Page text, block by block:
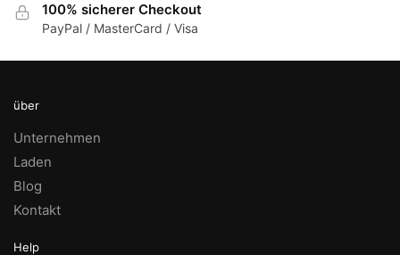
100% sicherer Checkout
PayPal / MasterCard / Visa
über
Unternehmen
Laden
Blog
Kontakt
Help